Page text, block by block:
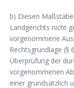
b) Diesen
Landgerichts nicht
vorgenommene
Rechtsgrundlage (§
Überprüfung der
vorgenommenen
einer grundsätzlich